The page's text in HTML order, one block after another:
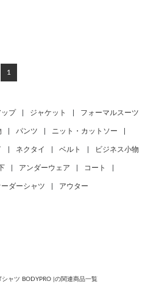
1
ップ ジャケット フォーマルスーツ
パンツ ニット・カットソー
ネクタイ ベルト ビジネス小物
アンダーウェア コート
ーダーシャツ アウター
シャツ BODYPRO |の関連商品一覧